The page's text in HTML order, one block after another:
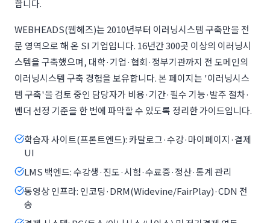
합니다.
WEBHEADS(웹헤즈)는 2010년부터 이러닝시스템 구축만을 전
문 영역으로 해 온 SI 기업입니다. 16년간 300곳 이상의 이러닝시
스템을 구축했으며, 대학·기업·협회·정부기관까지 전 도메인의
이러닝시스템 구축 경험을 보유합니다. 본 페이지는 '이러닝시스
템 구축'을 검토 중인 담당자가 비용·기간·필수 기능·발주 절차·
벤더 선정 기준을 한 번에 파악할 수 있도록 정리한 가이드입니다.
학습자 사이트(프론트엔드): 카탈로그·수강·마이페이지·결제
UI
LMS 백엔드: 수강생·진도·시험·수료증·정산·통계 관리
동영상 인프라: 인코딩·DRM(Widevine/FairPlay)·CDN 전
송